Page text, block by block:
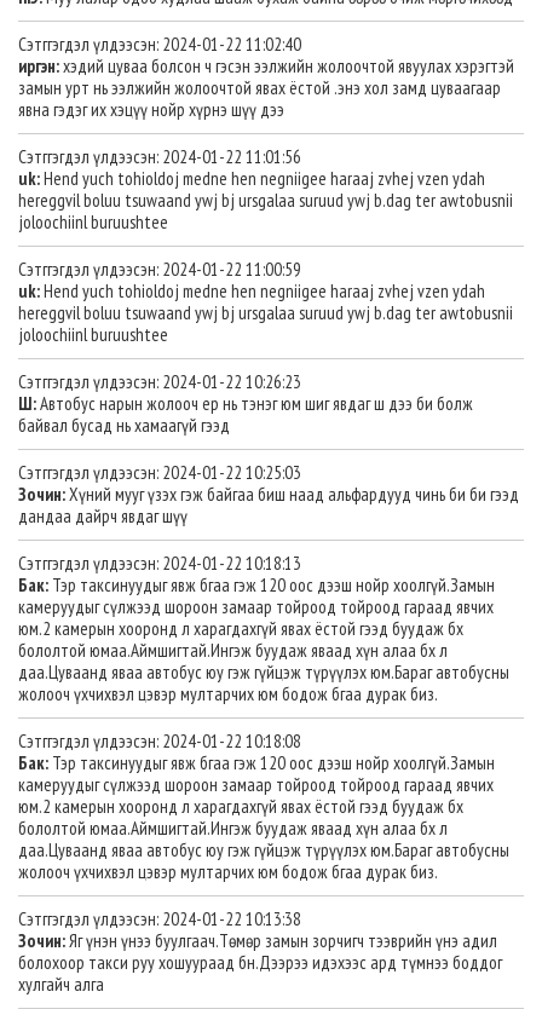
Сэтггэгдэл үлдээсэн: 2024-01-22 11:02:40
иргэн:хэдий цуваа болсон ч гэсэн ээлжийн жолоочтой явуулах хэрэгтэй
замын урт нь ээлжийн жолоочтой явах ёстой .энэ хол замд цуваагаар
явна гэдэг их хэцүү нойр хүрнэ шүү дээ
Сэтггэгдэл үлдээсэн: 2024-01-22 11:01:56
uk:Hend yuch tohioldoj medne hen negniigee haraaj zvhej vzen ydah
hereggvil boluu tsuwaand ywj bj ursgalaa suruud ywj b.dag ter awtobusnii
joloochiinl buruushtee
Сэтггэгдэл үлдээсэн: 2024-01-22 11:00:59
uk:Hend yuch tohioldoj medne hen negniigee haraaj zvhej vzen ydah
hereggvil boluu tsuwaand ywj bj ursgalaa suruud ywj b.dag ter awtobusnii
joloochiinl buruushtee
Сэтггэгдэл үлдээсэн: 2024-01-22 10:26:23
Ш:Автобус нарын жолооч ер нь тэнэг юм шиг явдаг ш дээ би болж
байвал бусад нь хамаагүй гээд
Сэтггэгдэл үлдээсэн: 2024-01-22 10:25:03
Зочин:Хүний мууг үзэх гэж байгаа биш наад альфардууд чинь би би гээд
дандаа дайрч явдаг шүү
Сэтггэгдэл үлдээсэн: 2024-01-22 10:18:13
Бак: Тэр таксинуудыг явж бгаа гэж 120 оос дээш нойр хоолгүй.Замын
камеруудыг сүлжээд шороон замаар тойроод тойроод гараад явчих
юм.2 камерын хооронд л харагдахгүй явах ёстой гээд буудаж бх
бололтой юмаа.Аймшигтай.Ингэж буудаж яваад хүн алаа бх л
даа.Цуваанд яваа автобус юу гэж гүйцэж түрүүлэх юм.Бараг автобусны
жолооч үхчихвэл цэвэр мултарчих юм бодож бгаа дурак биз.
Сэтггэгдэл үлдээсэн: 2024-01-22 10:18:08
Бак: Тэр таксинуудыг явж бгаа гэж 120 оос дээш нойр хоолгүй.Замын
камеруудыг сүлжээд шороон замаар тойроод тойроод гараад явчих
юм.2 камерын хооронд л харагдахгүй явах ёстой гээд буудаж бх
бололтой юмаа.Аймшигтай.Ингэж буудаж яваад хүн алаа бх л
даа.Цуваанд яваа автобус юу гэж гүйцэж түрүүлэх юм.Бараг автобусны
жолооч үхчихвэл цэвэр мултарчих юм бодож бгаа дурак биз.
Сэтггэгдэл үлдээсэн: 2024-01-22 10:13:38
Зочин:Яг үнэн үнээ буулгаач.Төмөр замын зорчигч тээврийн үнэ адил
болохоор такси руу хошуураад бн.Дээрээ идэхээс ард түмнээ боддог
хулгайч алга